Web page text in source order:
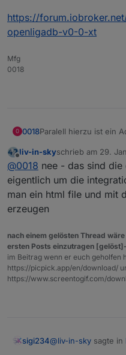
https://
openligadb-v0-0-xt
Mfg
0018
0 0018Paralell hierzu ist ein
https://
openligadb-v0-0-xt
Offline
liv-in-skyschrieb am 29.
zuletzt editiert von
@0018 nee - das sind
eigentlich um die
man ein html file und mit
erzeugen
nach einem gelösten Thread
ersten Posts einzutragen
im Beitrag wenn er euch geholfen
https://picpick.app/en/download/
https://www.screentogif.com/
sigi234@liv-in-sky sagte in